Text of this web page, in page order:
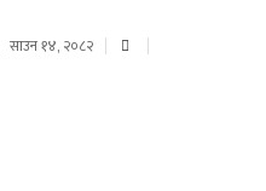
साउन १४, २०८२